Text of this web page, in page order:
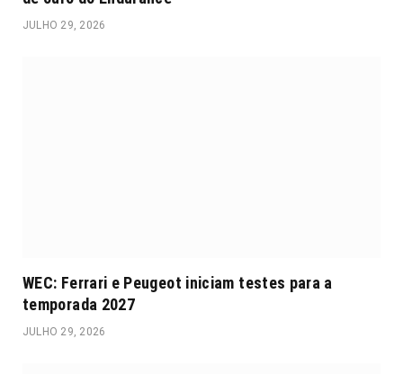
JULHO 29, 2026
WEC: Ferrari e Peugeot iniciam testes para a
temporada 2027
JULHO 29, 2026